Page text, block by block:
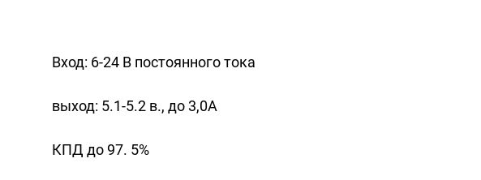
Вход: 6-24 В постоянного тока
выход: 5.1-5.2 в., до 3,0А
КПД до 97. 5%